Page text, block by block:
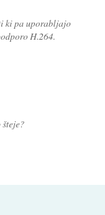
ki pa uporabljajo
H.264.